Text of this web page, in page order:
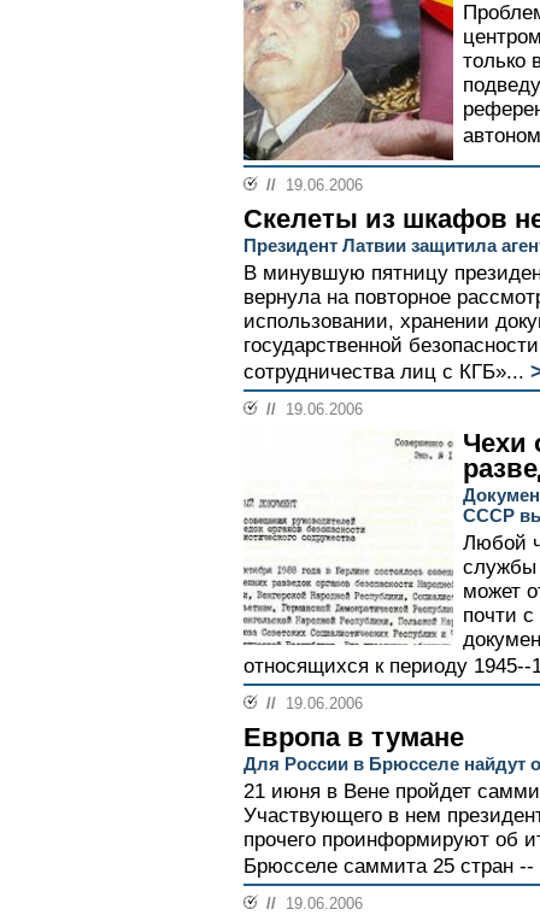
только
// 19.06.2006
Скелеты из шкафов
Президент Латвии защитила
В минувшую пятницу
вернула на повторное
использовании, хранении
государственной
сотрудничества лиц с КГБ»...
// 19.06.2006
Чехи
СССР
Любой
службы
может
почти
относящихся к периоду 1945--
// 19.06.2006
Европа в тумане
Для России в Брюсселе найдут
21 июня в Вене пройдет
Участвующего в нем
прочего проинформируют об
Брюсселе саммита 25 стран
// 19.06.2006